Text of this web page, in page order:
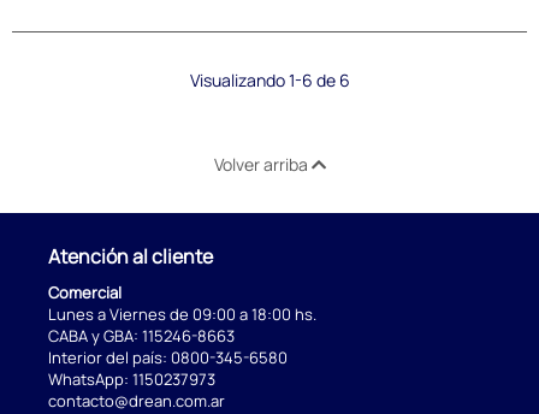
Visualizando 1-6 de 6
Volver arriba
Atención al cliente
Comercial
Lunes a Viernes de 09:00 a 18:00 hs.
CABA y GBA: 115246-8663
Interior del país: 0800-345-6580
WhatsApp: 1150237973
contacto@drean.com.ar